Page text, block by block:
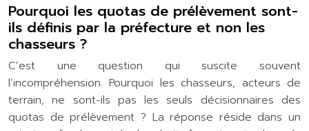
Pourquoi les quotas de prélèvement sont-
ils définis par la préfecture et non les
chasseurs ?
C’est une question qui suscite souvent
l’incompréhension. Pourquoi les chasseurs, acteurs de
terrain, ne sont-ils pas les seuls décisionnaires des
quotas de prélèvement ? La réponse réside dans un